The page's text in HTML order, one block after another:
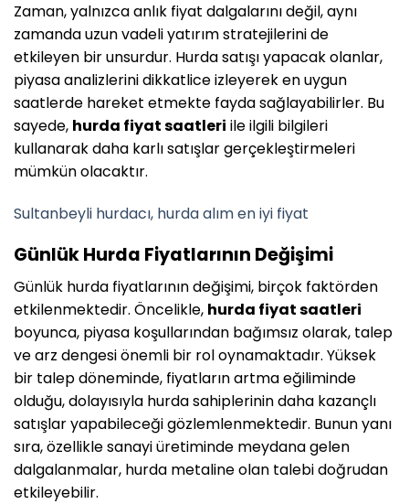
Zaman, yalnızca anlık fiyat dalgalarını değil, aynı
zamanda uzun vadeli yatırım stratejilerini de
etkileyen bir unsurdur. Hurda satışı yapacak olanlar,
piyasa analizlerini dikkatlice izleyerek en uygun
saatlerde hareket etmekte fayda sağlayabilirler. Bu
sayede, hurda fiyat saatleri ile ilgili bilgileri
kullanarak daha karlı satışlar gerçekleştirmeleri
mümkün olacaktır.
Sultanbeyli hurdacı, hurda alım en iyi fiyat
Günlük Hurda Fiyatlarının Değişimi
Günlük hurda fiyatlarının değişimi, birçok faktörden
etkilenmektedir. Öncelikle, hurda fiyat saatleri
boyunca, piyasa koşullarından bağımsız olarak, talep
ve arz dengesi önemli bir rol oynamaktadır. Yüksek
bir talep döneminde, fiyatların artma eğiliminde
olduğu, dolayısıyla hurda sahiplerinin daha kazançlı
satışlar yapabileceği gözlemlenmektedir. Bunun yanı
sıra, özellikle sanayi üretiminde meydana gelen
dalgalanmalar, hurda metaline olan talebi doğrudan
etkileyebilir.